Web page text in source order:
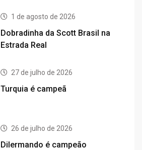
1 de agosto de 2026
Dobradinha da Scott Brasil na
Estrada Real
27 de julho de 2026
Turquia é campeã
26 de julho de 2026
Dilermando é campeão